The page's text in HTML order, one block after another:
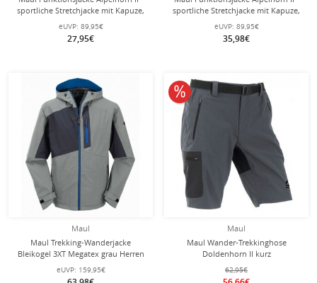
sportliche Stretchjacke mit Kapuze,
atmungsaktiv, wasserabweisend -
dark grün Herren
eUVP: 89,95€
27,95€
sportliche Stretchjacke mit Kapuze,
atmungsaktiv, wasserabweisend -
gelb Herren
eUVP: 89,95€
35,98€
Maul
Maul Trekking-Wanderjacke
Bleikogel 3XT Megatex grau Herren
eUVP: 159,95€
Maul
Maul Wander-Trekkinghose
Doldenhorn II kurz
dunkelgrau/caviar Herren
62,95€
10% reduziert